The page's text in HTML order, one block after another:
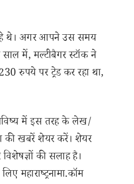
थे। अगर आपने उस समय
में, मल्टीबैगर स्टॉक ने
रुपये पर ट्रेड कर रहा था,
में इस तरह के लेख/
की खबरें शेयर करें। शेयर
की सलाह है।
महाराष्ट्रनामा.कॉम